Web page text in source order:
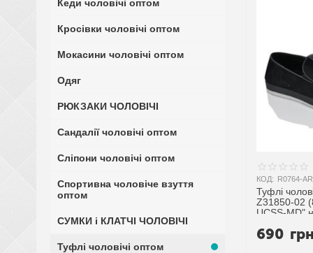
КОД: R0764-
Туфлі
Z31850-02
UCSS-MD"
690 грн
Кеди чоловічі оптом
Кросівки чоловічі оптом
Мокасини чоловічі оптом
Одяг
РЮКЗАКИ ЧОЛОВІЧІ
Сандалії чоловічі оптом
Сліпони чоловічі оптом
Спортивна чоловіче взуття
оптом
СУМКИ і КЛАТЧІ ЧОЛОВІЧІ
Туфлі чоловічі оптом